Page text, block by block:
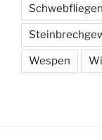
Schwebfliegen
Wespen